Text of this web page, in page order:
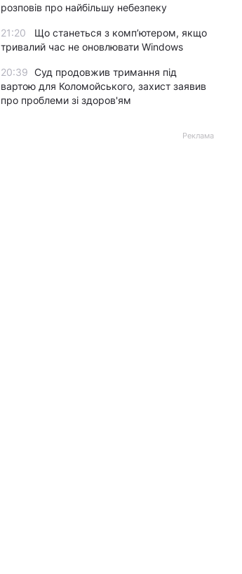
розповів про найбільшу небезпеку
21:20
Що станеться з комп’ютером, якщо
тривалий час не оновлювати Windows
20:39 Суд продовжив тримання під
вартою для Коломойського, захист заявив
про проблеми зі здоров'ям
Реклама